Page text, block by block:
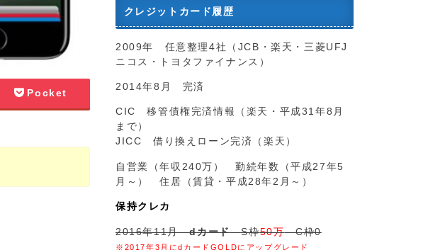
Pocket
クレジットカード履歴
2009年 任意整理4社（JCB・楽天・三菱UFJ
ニコス・トヨタファイナンス）
2014年8月 完済
CIC 移管債権完済情報（楽天・平成31年8月
まで）
JICC 借り換えローン完済（楽天）
自営業（年収240万） 勤続年数（平成27年5
月～） 住居（賃貸・平成28年2月～）
保持クレカ
2016年11月dカードS枠50万C枠0
※2017年3月にdカードGOLDにアップグレード